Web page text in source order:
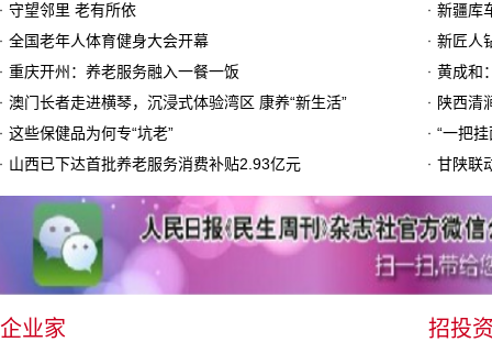
守望邻里 老有所依
全国老年人体育健身大会开幕
重庆开州：养老服务融入一餐一饭
澳门长者走进横琴，沉浸式体验湾区 康养“新生活”
这些保健品为何专“坑老”
山西已下达首批养老服务消费补贴2.93亿元
新疆库
新匠人
黄成和
“一把
甘陕联
企业家 招投